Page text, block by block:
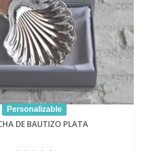
Personalizable
DE BAUTIZO PLATA